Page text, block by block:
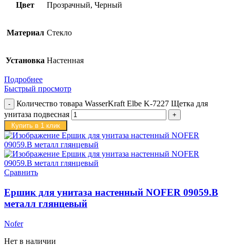
Цвет Прозрачный, Черный
Материал Стекло
Установка Настенная
Подробнее
Быстрый просмотр
Количество товара WasserKraft Elbe K-7227 Щетка для
унитаза подвесная
Купить в 1 клик
Сравнить
Ершик для унитаза настенный NOFER 09059.B
металл глянцевый
Nofer
Нет в наличии